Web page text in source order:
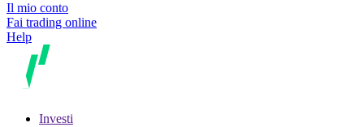
Il mio conto
Fai trading online
Help
Investi